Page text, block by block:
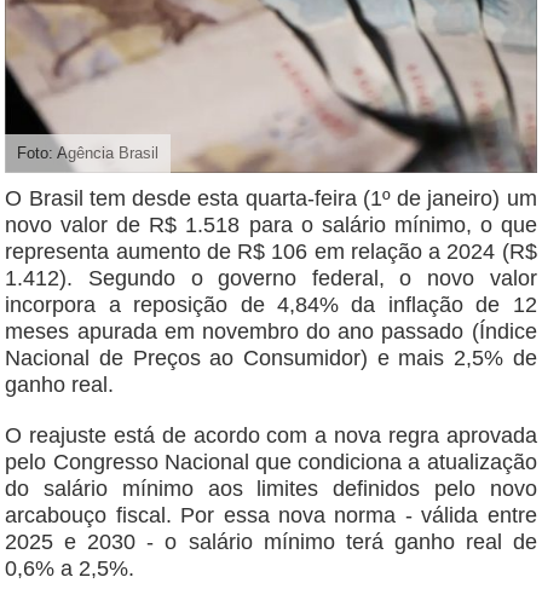
Foto: Agência Brasil
O Brasil tem desde esta quarta-feira (1º de janeiro) um
novo valor de R$ 1.518 para o salário mínimo, o que
representa aumento de R$ 106 em relação a 2024 (R$
1.412). Segundo o governo federal, o novo valor
incorpora a reposição de 4,84% da inflação de 12
meses apurada em novembro do ano passado (Índice
Nacional de Preços ao Consumidor) e mais 2,5% de
ganho real.
O reajuste está de acordo com a nova regra aprovada
pelo Congresso Nacional que condiciona a atualização
do salário mínimo aos limites definidos pelo novo
arcabouço fiscal. Por essa nova norma - válida entre
2025 e 2030 - o salário mínimo terá ganho real de
0,6% a 2,5%.